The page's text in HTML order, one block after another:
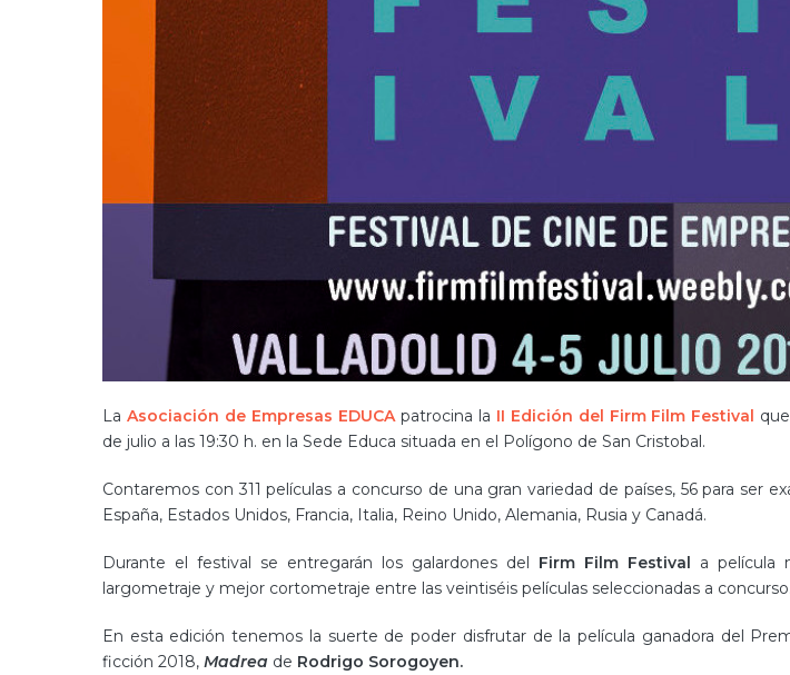
La Asociación de Empresas EDUCApatrocina la II Edición del Firm Film Festival
de julio a las 19:30 h. en la Sede Educa situada en el Polígono de San Cristobal.
Contaremos con 311 películas a concurso de una gran variedad de países, 56 para ser
España, Estados Unidos, Francia, Italia, Reino Unido, Alemania, Rusia y Canadá.
Durante el festival se entregarán los galardones del Firm Film Festival a película
largometraje y mejor cortometraje entre las veintiséis películas seleccionadas a concurso.
En esta edición tenemos la suerte de poder disfrutar de la película ganadora del
ficción 2018, Madrea de Rodrigo Sorogoyen.